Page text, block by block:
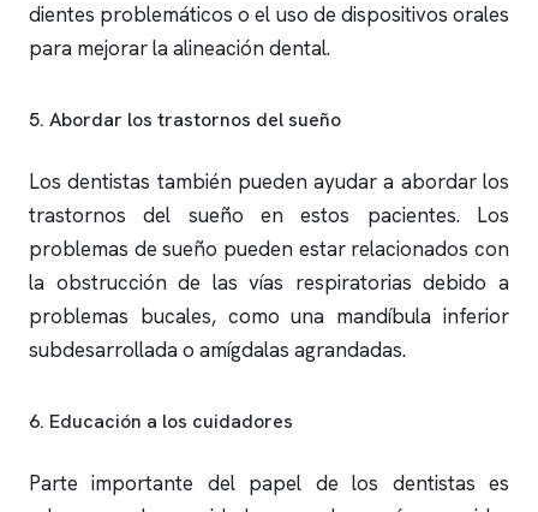
dientes problemáticos o el uso de dispositivos orales
para mejorar la alineación dental.
5. Abordar los trastornos del sueño
Los dentistas también pueden ayudar a abordar los
trastornos del sueño en estos pacientes. Los
problemas de sueño pueden estar relacionados con
la obstrucción de las vías respiratorias debido a
problemas bucales, como una mandíbula inferior
subdesarrollada o amígdalas agrandadas.
6. Educación a los cuidadores
Parte importante del papel de los dentistas es